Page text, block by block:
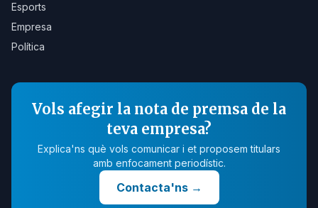
Esports
Empresa
Política
Vols afegir la nota de premsa de la
teva empresa?
Explica'ns què vols comunicar i et proposem titulars
amb enfocament periodístic.
Contacta'ns→